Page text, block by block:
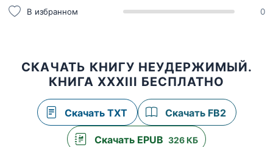
В избранном 0
СКАЧАТЬ КНИГУ НЕУДЕРЖИМЫЙ.
КНИГА XXXIII БЕСПЛАТНО
Скачать TXT Скачать FB2
Скачать EPUB 326 КБ